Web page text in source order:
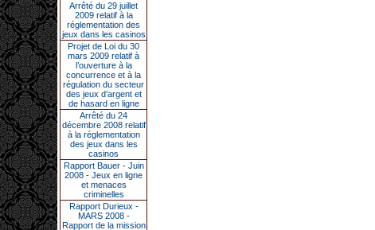
Arrêté du 29 juillet
2009 relatif à la
réglementation des
jeux dans les casinos
Projet de Loi du 30
mars 2009 relatif à
l’ouverture à la
concurrence et à la
régulation du secteur
des jeux d’argent et
de hasard en ligne
Arrêté du 24
décembre 2008 relatif
à la réglementation
des jeux dans les
casinos
Rapport Bauer - Juin
2008 - Jeux en ligne
et menaces
criminelles
Rapport Durieux -
MARS 2008 -
Rapport de la mission